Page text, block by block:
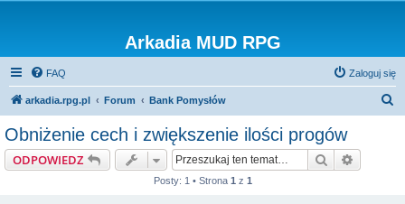
Arkadia MUD RPG
FAQ Zaloguj się
arkadia.rpg.pl Forum Bank Pomysłów
Obniżenie cech i zwiększenie ilości progów
ODPOWIEDZ Szukaj
Posty: 1 • Strona 1 z 1